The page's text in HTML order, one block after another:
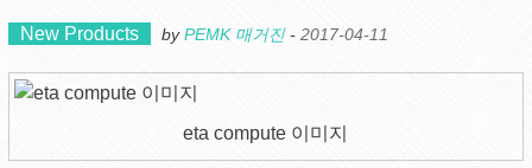
New Products byPEMK 매거진- 2017-04-11
eta compute 이미지